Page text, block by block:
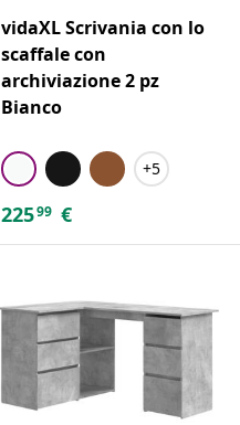
vidaXL Scrivania con lo
scaffale con
archiviazione 2 pz
Bianco
+5
22599 €